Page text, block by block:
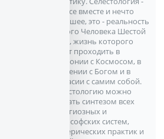
это все вместе и нечто
большее, это - реальность
Нового Человека Шестой
Расы, жизнь которого
будет проходить в
гармонии с Космосом, в
единении с Богом и в
согласии с самим собой.
Селестологию можно
назвать синтезом всех
религиозных и
философских систем,
эзотерических практик и